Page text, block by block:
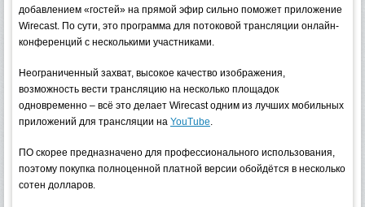
добавлением «гостей» на прямой эфир сильно поможет приложение
Wirecast. По сути, это программа для потоковой трансляции онлайн-
конференций с несколькими участниками.
Неограниченный захват, высокое качество изображения,
возможность вести трансляцию на несколько площадок
одновременно – всё это делает Wirecast одним из лучших мобильных
приложений для трансляции на YouTube
ПО скорее предназначено для профессионального использования,
поэтому покупка полноценной платной версии обойдётся в несколько
сотен долларов.